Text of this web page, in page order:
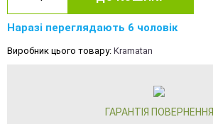
Наразі переглядають 6 чоловік
Виробник цього товару: Kramatan
ГАРАНТІЯ ПОВЕРНЕННЯ